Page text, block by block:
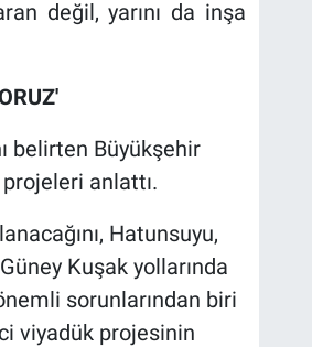
değil, yarını da inşa
belirten Büyükşehir
projeleri anlattı.
Hatunsuyu,
Kuşak yollarında
sorunlarından biri
viyadük projesinin